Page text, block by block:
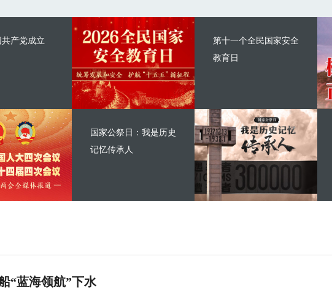
产党成立
第十一个全民国家安全
教育日
国家公祭日：我是历史
记忆传承人
“蓝海领航”下水